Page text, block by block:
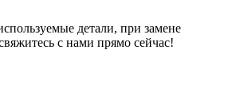
детали, при замене
с нами прямо сейчас!